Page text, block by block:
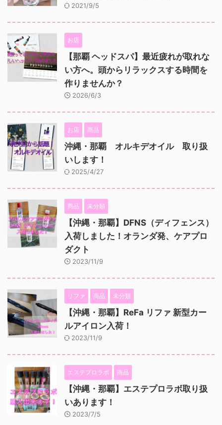
2021/9/5
お店
【那覇 ヘッドスパ】最近疲れが取れな
い方へ。頭からリラックスする時間を
作りませんか？
2026/6/3
お店 商品
沖縄・那覇 オルキデオイル 取り扱
いします！
2025/4/27
商品 未分類
【沖縄・那覇】DFNS（ディフェンス）
入荷しました！オランダ発、ケアプロ
ダクト
2023/11/9
リファ 商品 未分類
【沖縄・那覇】ReFa リファ 新型カー
ルアイロン入荷！
2023/11/9
エステプロラボ 商品
【沖縄・那覇】エステプロラボ取り扱
いあります！
2023/7/5